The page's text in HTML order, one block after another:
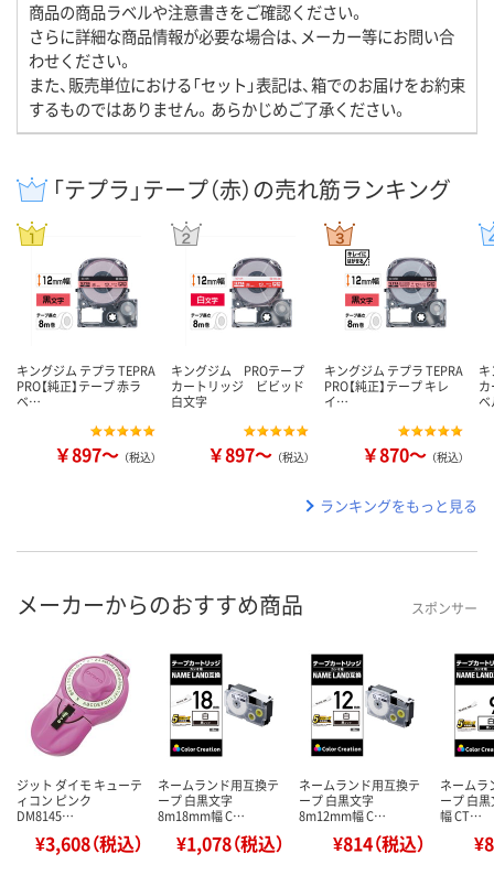
商品の商品ラベルや注意書きをご確認ください。
さらに詳細な商品情報が必要な場合は、メーカー等にお問い合
わせください。
また、販売単位における「セット」表記は、箱でのお届けをお約束
するものではありません。あらかじめご了承ください。
「テプラ」テープ（赤）の売れ筋ランキング
キングジム テプラ TEPRA
PRO【純正】テープ 赤ラ
ベ…
￥897～ （税込）
キングジム PROテープ
カートリッジ ビビッド
白文字
￥897～ （税込）
キングジム テプラ TEPRA
PRO【純正】テープ キレ
イ…
￥870～ （税込）
ランキングをもっと見る
メーカーからのおすすめ商品 スポンサー
ジット ダイモ キューテ
ィコン ピンク
DM8145…
¥3,608（税込）
ネームランド用互換テ
ープ 白黒文字
8m18mm幅 C…
¥1,078（税込）
ネームランド用互換テ
ープ 白黒文字
8m12mm幅 C…
¥814（税込）
ネームラ
ープ 白
幅 CT…